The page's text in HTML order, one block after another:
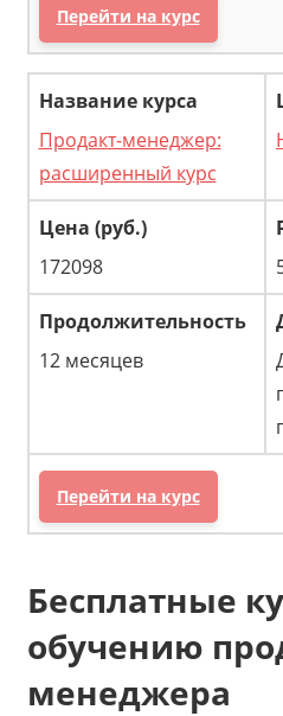
Перейти на курс
Продакт-менеджер:
расширенный курс
172098
12 месяцев
Перейти на курс
Бесплатные
обучению
менеджера